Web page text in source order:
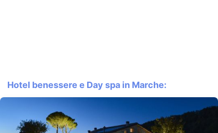
Hotel benessere e Day spa in Marche: